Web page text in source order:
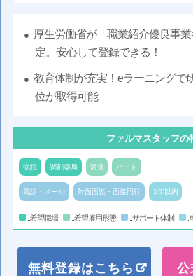
厚生労働省が「職業紹介優良事
定。安心して登録できる！
教育体制が充実！eラーニングで
位が取得可能
ファルマスタッフの
病院 調剤薬局 派遣 パート
電話・メール 対面面談・面接同行 1年以内
...希望職場 ...希望雇用形態 ...サポート体制
無料登録はこちら 公